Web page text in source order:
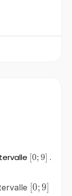
[0;9] .
[0;9